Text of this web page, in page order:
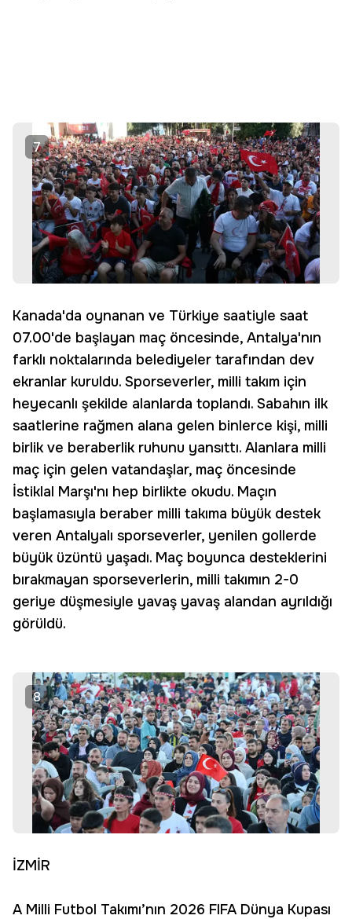
7
Kanada'da oynanan ve Türkiye saatiyle saat
07.00'de başlayan maç öncesinde, Antalya'nın
farklı noktalarında belediyeler tarafından dev
ekranlar kuruldu. Sporseverler, milli takım için
heyecanlı şekilde alanlarda toplandı. Sabahın ilk
saatlerine rağmen alana gelen binlerce kişi, milli
birlik ve beraberlik ruhunu yansıttı. Alanlara milli
maç için gelen vatandaşlar, maç öncesinde
İstiklal Marşı'nı hep birlikte okudu. Maçın
başlamasıyla beraber milli takıma büyük destek
veren Antalyalı sporseverler, yenilen gollerde
büyük üzüntü yaşadı. Maç boyunca desteklerini
bırakmayan sporseverlerin, milli takımın 2-0
geriye düşmesiyle yavaş yavaş alandan ayrıldığı
görüldü.
8
İZMİR
A Milli Futbol Takımı’nın 2026 FIFA Dünya Kupası